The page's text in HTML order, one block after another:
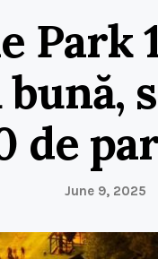
Park
de
June 9, 2025